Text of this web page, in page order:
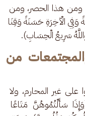
ومن هذا الحصر، ومن
وَفِي الْآخِرَةِ حَسَنَةً وَقِنَا
سَرِيعُ الْحِسَابِ).
من
غير المحارم، ولا
سَأَلْتُمُوهُنَّ مَتَاعًا